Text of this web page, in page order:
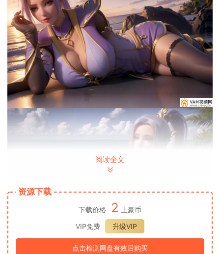
阅读全文
资源下载
下载价格 2 土豪币
VIP免费
升级VIP
点击检测网盘有效后购买